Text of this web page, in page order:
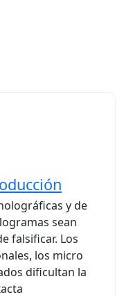
y de
sean
falsificar. Los
los micro
dificultan la